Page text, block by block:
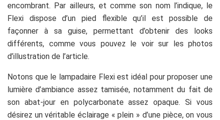
encombrant. Par ailleurs, et comme son nom l’indique, le
Flexi dispose d’un pied flexible qu’il est possible de
façonner à sa guise, permettant d’obtenir des looks
différents, comme vous pouvez le voir sur les photos
d’illustration de l’article.
Notons que le lampadaire Flexi est idéal pour proposer une
lumière d’ambiance assez tamisée, notamment du fait de
son abat-jour en polycarbonate assez opaque. Si vous
désirez un véritable éclairage « plein » d’une pièce, on vous